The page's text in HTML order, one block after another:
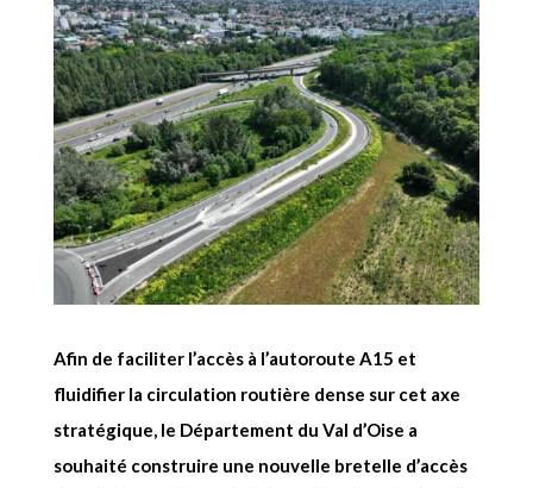
Afin de faciliter l’accès à l’autoroute A15 et
fluidifier la circulation routière dense sur cet axe
stratégique, le Département du Val d’Oise a
souhaité construire une nouvelle bretelle d’accès